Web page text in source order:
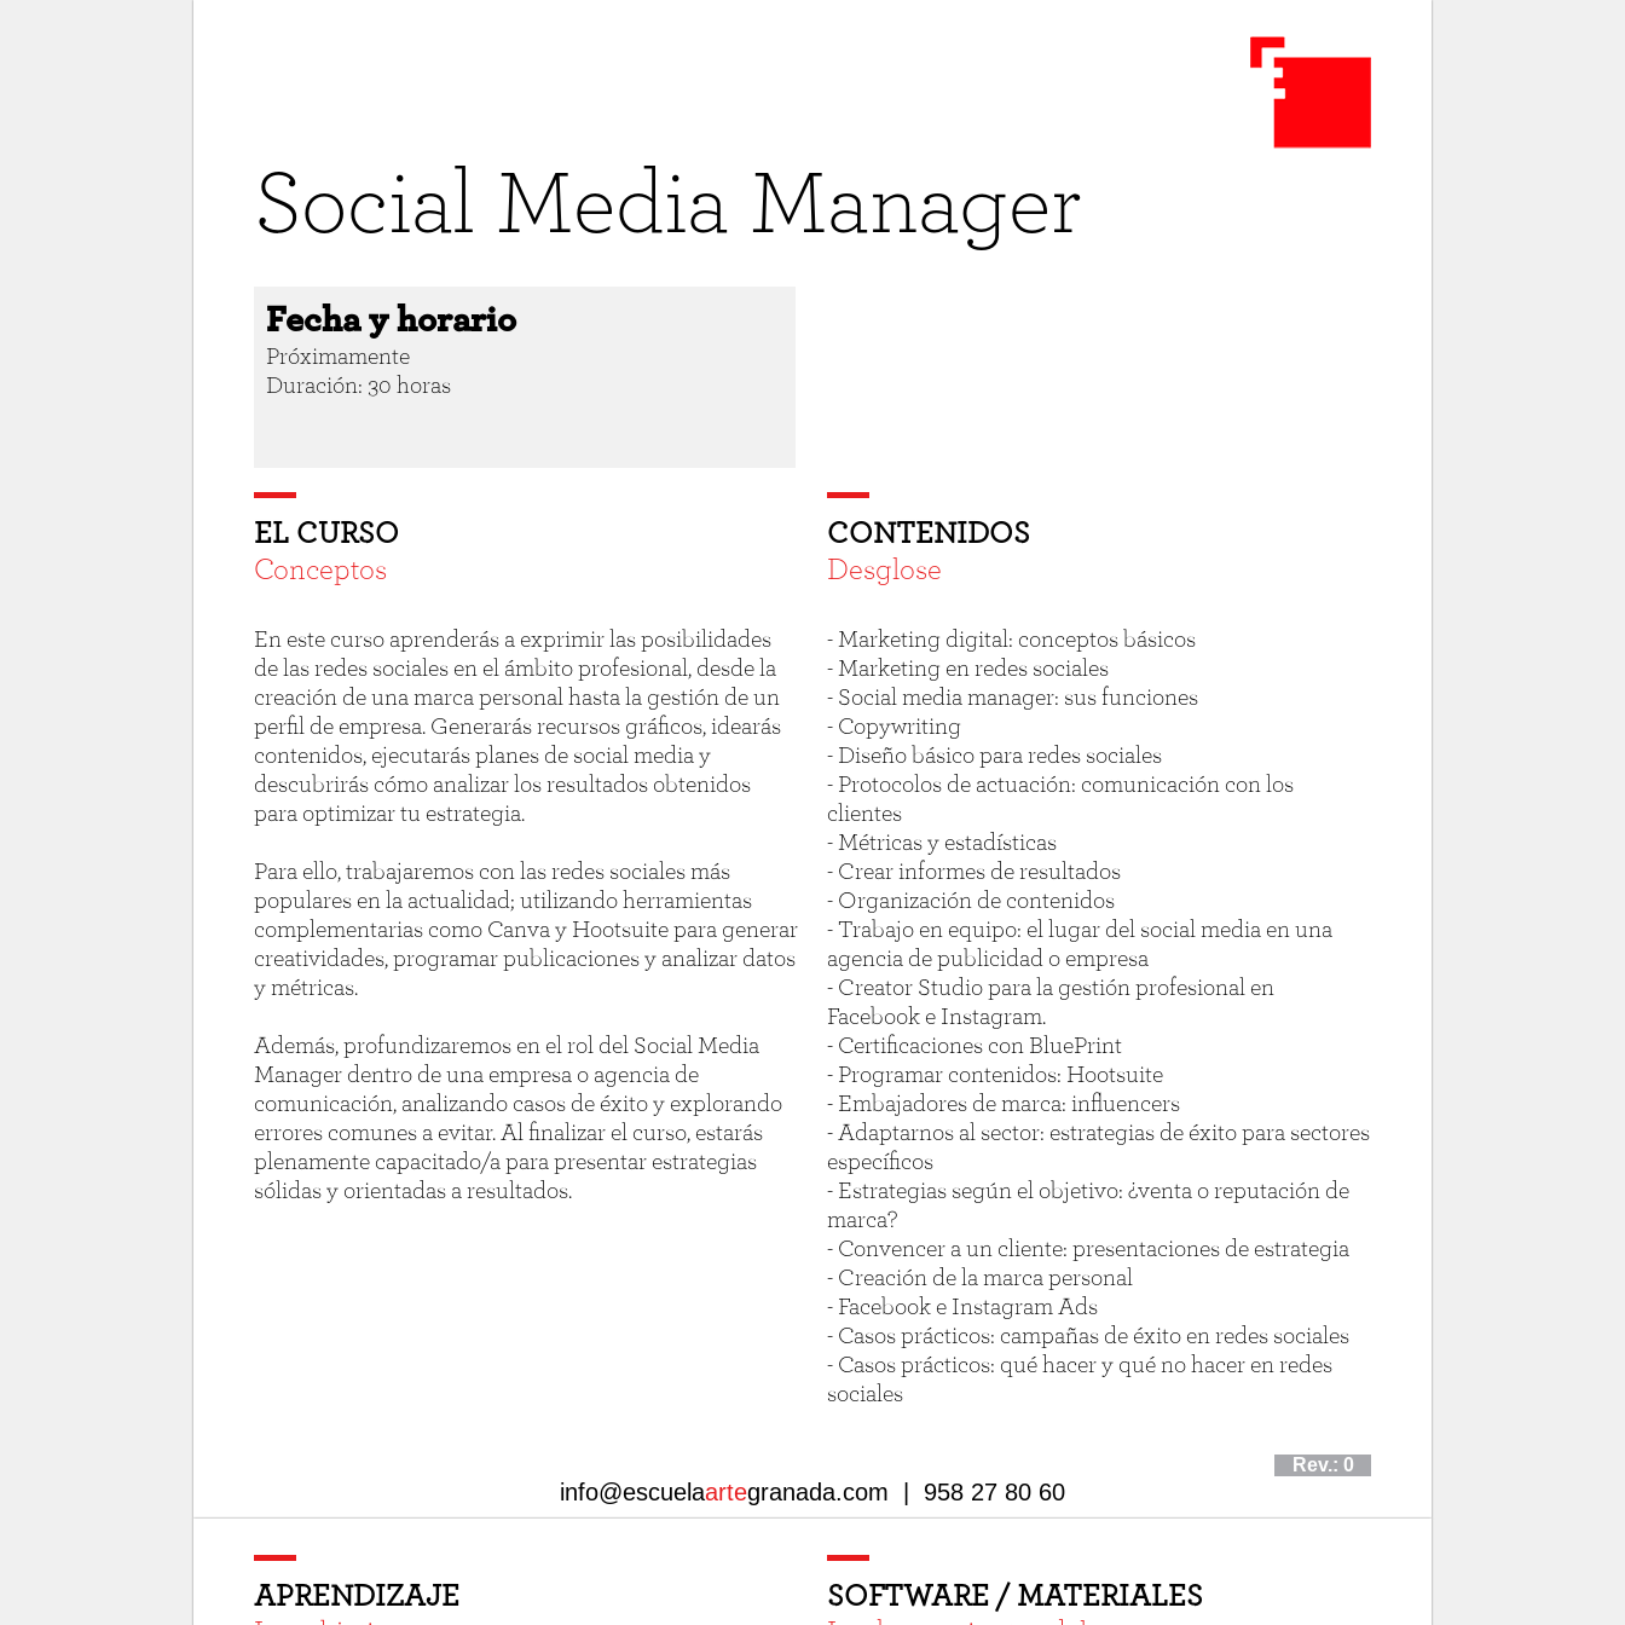
Social Media Manager
Fecha y horario
Próximamente
Duración: 30 horas
EL CURSO
Conceptos
En este curso aprenderás a exprimir las posibilidades
de las redes sociales en el ámbito profesional, desde la
creación de una marca personal hasta la gestión de un
perfil de empresa. Generarás recursos gráficos, idearás
contenidos, ejecutarás planes de social media y
descubrirás cómo analizar los resultados obtenidos
para optimizar tu estrategia.
Para ello, trabajaremos con las redes sociales más
populares en la actualidad; utilizando herramientas
complementarias como Canva y Hootsuite para generar
creatividades, programar publicaciones y analizar datos
y métricas.
Además, profundizaremos en el rol del Social Media
Manager dentro de una empresa o agencia de
comunicación, analizando casos de éxito y explorando
errores comunes a evitar. Al finalizar el curso, estarás
plenamente capacitado/a para presentar estrategias
sólidas y orientadas a resultados.
CONTENIDOS
Desglose
- Marketing digital: conceptos básicos
- Marketing en redes sociales
- Social media manager: sus funciones
- Copywriting
- Diseño básico para redes sociales
- Protocolos de actuación: comunicación con los
clientes
- Métricas y estadísticas
- Crear informes de resultados
- Organización de contenidos
- Trabajo en equipo: el lugar del social media en una
agencia de publicidad o empresa
- Creator Studio para la gestión profesional en
Facebook e Instagram.
- Certificaciones con BluePrint
- Programar contenidos: Hootsuite
- Embajadores de marca: influencers
- Adaptarnos al sector: estrategias de éxito para sectores
específicos
- Estrategias según el objetivo: ¿venta o reputación de
marca?
- Convencer a un cliente: presentaciones de estrategia
- Creación de la marca personal
- Facebook e Instagram Ads
- Casos prácticos: campañas de éxito en redes sociales
- Casos prácticos: qué hacer y qué no hacer en redes
sociales
Rev.: 0
info@escuelaartegranada.com | 958 27 80 60
APRENDIZAJE
SOFTWARE / MATERIALES